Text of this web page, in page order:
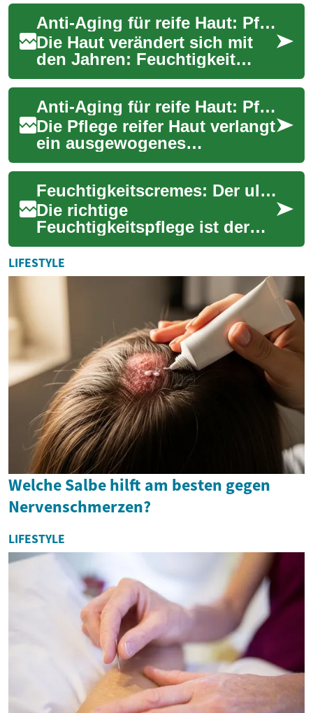
Elastizität, wird dünner und
trockener, und Falt...
Anti-Aging für reife Haut: Pflege, Wirkstoffe und Alltagstipps
Die Haut verändert sich mit
den Jahren: Feuchtigkeit
nimmt ab, die Elastizität lässt
nach und Falten werden
sichtbare...
Anti-Aging für reife Haut: Pflege, Creme und Feuchtigkeit
Die Pflege reifer Haut verlangt
ein ausgewogenes
Verständnis von Ursachen,
Wirkstoffen und Alltagstipps.
Mit zunehmen...
Feuchtigkeitscremes: Der ultimative Leitfaden für gesunde und strahlende Haut
Die richtige
Feuchtigkeitspflege ist der
Schlüssel zu gesunder,
geschmeidiger Haut. Moderne
Feuchtigkeitscremes sind ...
LIFESTYLE
Welche Salbe hilft am besten gegen
Nervenschmerzen?
LIFESTYLE